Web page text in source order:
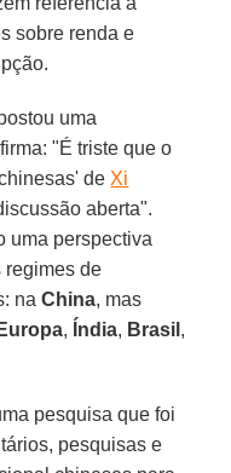
sobre renda e
uma
"É triste que o
de Xi
aberta".
uma perspectiva
regimes de
naChina, mas
Europa, Índia, Brasil ,
pesquisa que foi
pesquisas e